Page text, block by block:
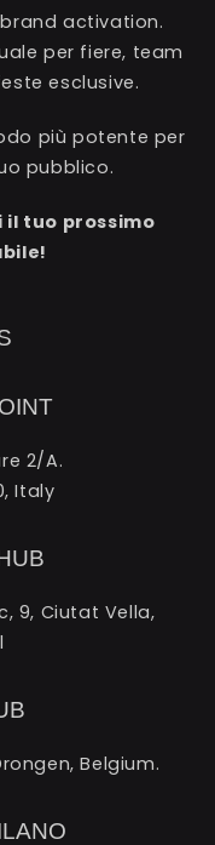
activation.
per fiere, team
esclusive.
più potente per
pubblico.
tuo prossimo
2/A.
Italy
9, Ciutat Vella,
Belgium.